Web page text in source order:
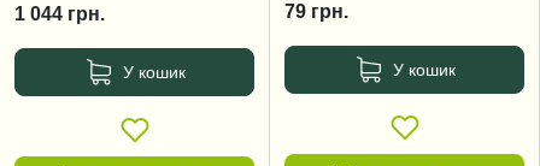
1 044 грн.
У кошик
79 грн.
У кошик